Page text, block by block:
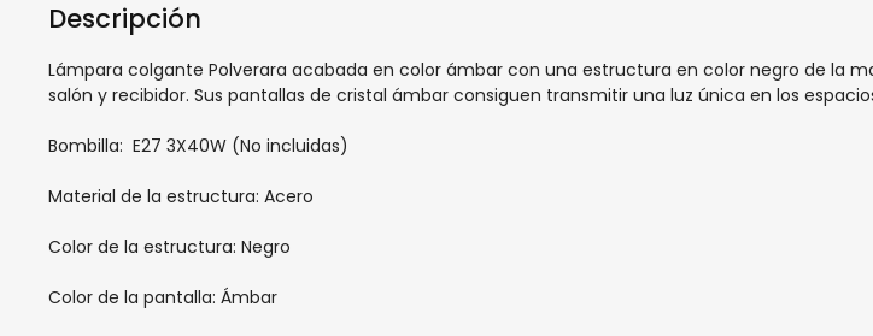
Descripción
Lámpara colgante Polverara acabada en color ámbar con una estructura en color negro de la
salón y recibidor. Sus pantallas de cristal ámbar consiguen transmitir una luz única en los
Bombilla: E27 3X40W (No incluidas)
Material de la estructura: Acero
Color de la estructura: Negro
Color de la pantalla: Ámbar